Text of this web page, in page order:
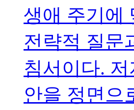
생애 주기에
전략적 질문
침서이다.
안을 정면으